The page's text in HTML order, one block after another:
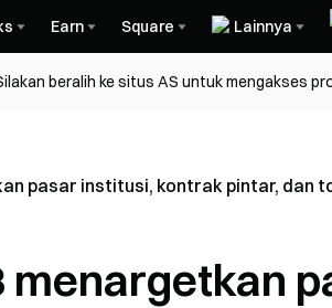
Earn Square Lainnya
beralih ke situs AS untuk mengakses
pasar institusi, kontrak pintar, dan
menargetkan